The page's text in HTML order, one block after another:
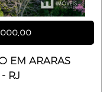
EM ARARAS
RJ